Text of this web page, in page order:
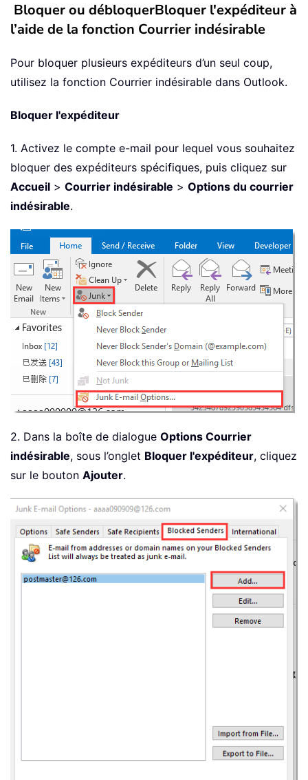
Bloquer ou débloquerBloquer l'expéditeur à
l’aide de la fonction Courrier indésirable
Pour bloquer plusieurs expéditeurs d’un seul coup,
utilisez la fonction Courrier indésirable dans Outlook.
Bloquer l'expéditeur
1. Activez le compte e-mail pour lequel vous souhaitez
bloquer des expéditeurs spécifiques, puis cliquez sur
Accueil > Courrier indésirable > Options du courrier
indésirable.
2. Dans la boîte de dialogue Options Courrier
indésirable, sous l’onglet Bloquer l'expéditeur, cliquez
sur le bouton Ajouter.